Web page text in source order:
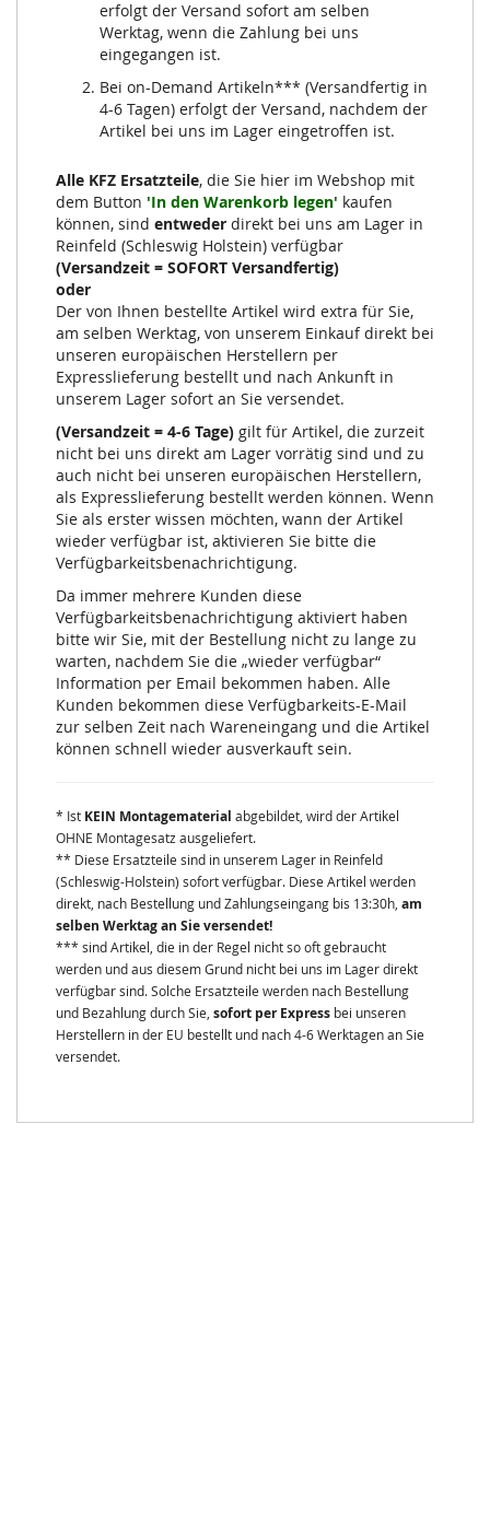
erfolgt der Versand sofort am selben
Werktag, wenn die Zahlung bei uns
eingegangen ist.
Bei on-Demand Artikeln*** (Versandfertig in
4-6 Tagen) erfolgt der Versand, nachdem der
Artikel bei uns im Lager eingetroffen ist.
Alle KFZ Ersatzteile, die Sie hier im Webshop mit
dem Button 'In den Warenkorb legen' kaufen
können, sind entweder direkt bei uns am Lager in
Reinfeld (Schleswig Holstein) verfügbar
(Versandzeit = SOFORT Versandfertig)
oder
Der von Ihnen bestellte Artikel wird extra für Sie,
am selben Werktag, von unserem Einkauf direkt bei
unseren europäischen Herstellern per
Expresslieferung bestellt und nach Ankunft in
unserem Lager sofort an Sie versendet.
(Versandzeit = 4-6 Tage) gilt für Artikel, die zurzeit
nicht bei uns direkt am Lager vorrätig sind und zu
auch nicht bei unseren europäischen Herstellern,
als Expresslieferung bestellt werden können. Wenn
Sie als erster wissen möchten, wann der Artikel
wieder verfügbar ist, aktivieren Sie bitte die
Verfügbarkeitsbenachrichtigung.
Da immer mehrere Kunden diese
Verfügbarkeitsbenachrichtigung aktiviert haben
bitte wir Sie, mit der Bestellung nicht zu lange zu
warten, nachdem Sie die „wieder verfügbar“
Information per Email bekommen haben. Alle
Kunden bekommen diese Verfügbarkeits-E-Mail
zur selben Zeit nach Wareneingang und die Artikel
können schnell wieder ausverkauft sein.
* Ist KEIN Montagematerial abgebildet, wird der Artikel
OHNE Montagesatz ausgeliefert.
** Diese Ersatzteile sind in unserem Lager in Reinfeld
(Schleswig-Holstein) sofort verfügbar. Diese Artikel werden
direkt, nach Bestellung und Zahlungseingang bis 13:30h, am
selben Werktag an Sie versendet!
*** sind Artikel, die in der Regel nicht so oft gebraucht
werden und aus diesem Grund nicht bei uns im Lager direkt
verfügbar sind. Solche Ersatzteile werden nach Bestellung
und Bezahlung durch Sie, sofort per Express bei unseren
Herstellern in der EU bestellt und nach 4-6 Werktagen an Sie
versendet.